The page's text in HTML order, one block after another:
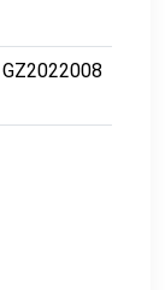
GZ2022008